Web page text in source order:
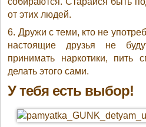
от этих людей.
6. Дружи с теми, кто не
настоящие друзья не
принимать наркотики, пить
делать этого сами.
У тебя есть выбор!